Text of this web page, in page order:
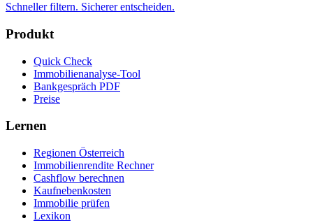
Schneller filtern. Sicherer entscheiden.
Produkt
Quick Check
Immobilienanalyse-Tool
Bankgespräch PDF
Preise
Lernen
Regionen Österreich
Immobilienrendite Rechner
Cashflow berechnen
Kaufnebenkosten
Immobilie prüfen
Lexikon